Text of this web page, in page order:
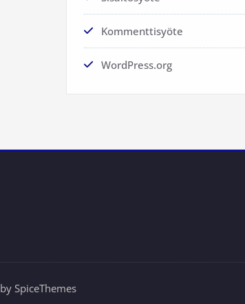
Kommenttisyöte
WordPress.org
by SpiceThemes